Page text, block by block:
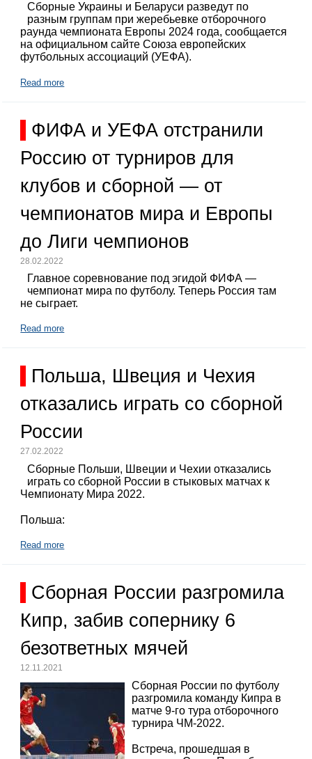
Сборные Украины и Беларуси разведут по
разным группам при жеребьевке отборочного
раунда чемпионата Европы 2024 года, сообщается
на официальном сайте Союза европейских
футбольных ассоциаций (УЕФА).
Read more
ФИФА и УЕФА отстранили
Россию от турниров для
клубов и сборной — от
чемпионатов мира и Европы
до Лиги чемпионов
28.02.2022
Главное соревнование под эгидой ФИФА —
чемпионат мира по футболу. Теперь Россия там
не сыграет.
Read more
Польша, Швеция и Чехия
отказались играть со сборной
России
27.02.2022
Сборные Польши, Швеции и Чехии отказались
играть со сборной России в стыковых матчах к
Чемпионату Мира 2022.
Польша:
Read more
Сборная России разгромила
Кипр, забив сопернику 6
безответных мячей
12.11.2021
Сборная России по футболу
разгромила команду Кипра в
матче 9-го тура отборочного
турнира ЧМ-2022.
Встреча, прошедшая в